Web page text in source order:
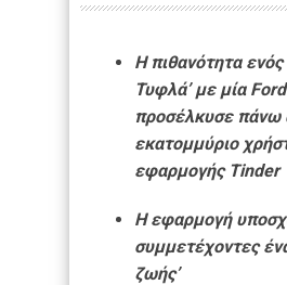
Η πιθανότητα
Τυφλά’ με μία
προσέλκυσε πάνω
εκατομμύριο
εφαρμογής Tinder
Η εφαρμογή
συμμετέχοντες
ζωής’